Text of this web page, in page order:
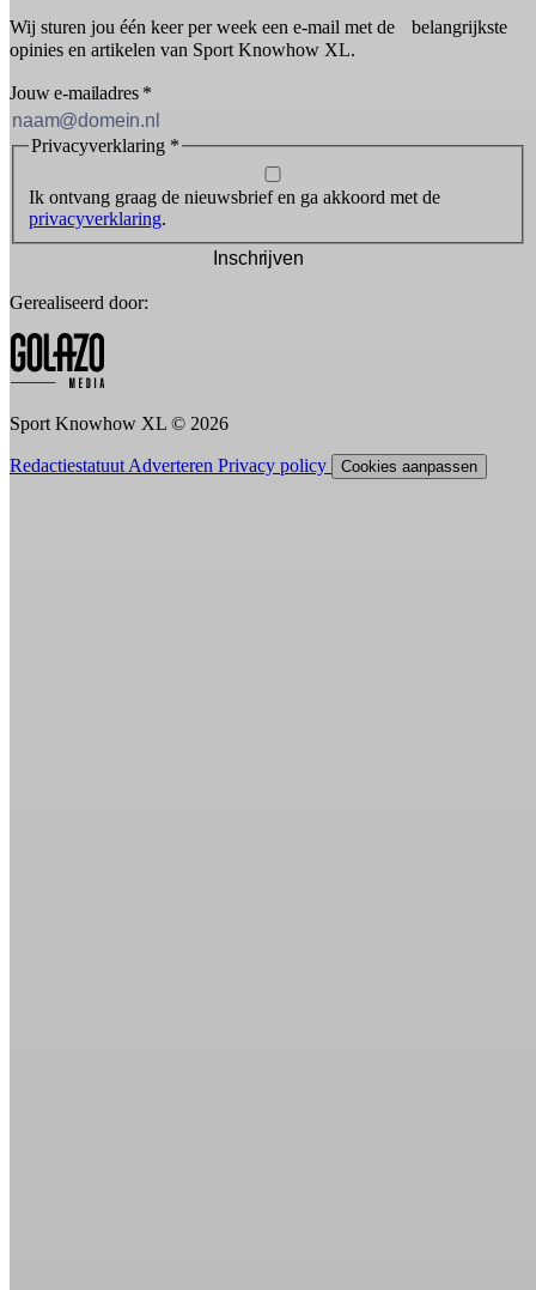
Wij sturen jou één keer per week een e-mail met de belangrijkste
opinies en artikelen van Sport Knowhow XL.
Jouw e-mailadres *
Privacyverklaring *
Ik ontvang graag de nieuwsbrief en ga akkoord met de
privacyverklaring.
Inschrijven
Gerealiseerd door:
Sport Knowhow XL © 2026
Redactiestatuut Adverteren Privacy policy Cookies aanpassen